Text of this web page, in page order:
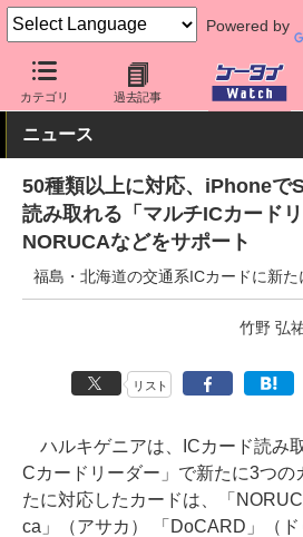
Powered by
カテゴリ 過去記事
ケータイ Watch OS iPhone (iOS)
ニュース
50種類以上に対応、iPhoneで
読み取れる「マルチICカード
NORUCAなどをサポート
福島・北海道の交通系ICカードに新た
竹野 弘
リスト
ハルキゲニアは、ICカード読み
Cカードリーダー」で新たに3つの
たに対応したカードは、「
ca」（アサカ） 「DoCARD」（